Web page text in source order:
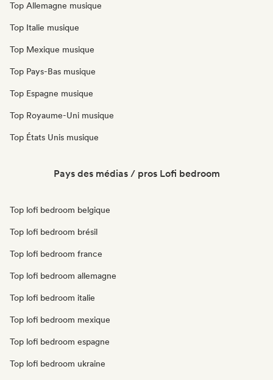
Top Allemagne musique
Top Italie musique
Top Mexique musique
Top Pays-Bas musique
Top Espagne musique
Top Royaume-Uni musique
Top États Unis musique
Pays des médias / pros Lofi bedroom
Top lofi bedroom belgique
Top lofi bedroom brésil
Top lofi bedroom france
Top lofi bedroom allemagne
Top lofi bedroom italie
Top lofi bedroom mexique
Top lofi bedroom espagne
Top lofi bedroom ukraine